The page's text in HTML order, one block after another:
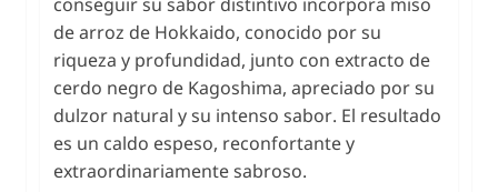
de arroz de Hokkaido, conocido por su
riqueza y profundidad, junto con extracto de
cerdo negro de Kagoshima, apreciado por su
dulzor natural y su intenso sabor. El resultado
es un caldo espeso, reconfortante y
extraordinariamente sabroso.